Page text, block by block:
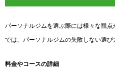
パーソナルジムを選ぶ際には様々な観
では、パーソナルジムの失敗しない選び
料金やコースの詳細